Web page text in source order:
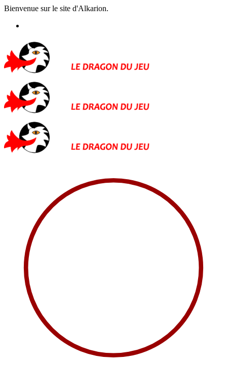
Bienvenue sur le site d'Alkarion.